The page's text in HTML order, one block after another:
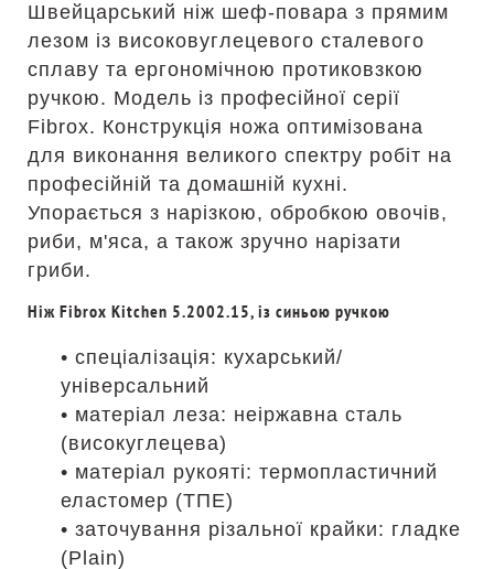
Швейцарський ніж шеф-повара з прямим
лезом із високовуглецевого сталевого
сплаву та ергономічною протиковзкою
ручкою. Модель із професійної серії
Fibrox. Конструкція ножа оптимізована
для виконання великого спектру робіт на
професійній та домашній кухні.
Упорається з нарізкою, обробкою овочів,
риби, м'яса, а також зручно нарізати
гриби.
Ніж Fibrox Kitchen 5.2002.15, із синьою ручкою
• спеціалізація: кухарський/
універсальний
• матеріал леза: неіржавна сталь
(високуглецева)
• матеріал рукояті: термопластичний
еластомер (ТПЕ)
• заточування різальної крайки: гладке
(Plain)